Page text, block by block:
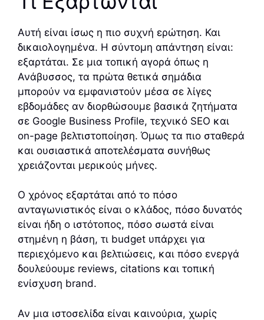
Αυτή είναι ίσως η πιο συχνή ερώτηση. Και
δικαιολογημένα. Η σύντομη απάντηση είναι:
εξαρτάται. Σε μια τοπική αγορά όπως η
Ανάβυσσος, τα πρώτα θετικά σημάδια
μπορούν να εμφανιστούν μέσα σε λίγες
εβδομάδες αν διορθώσουμε βασικά ζητήματα
σε Google Business Profile, τεχνικό SEO και
on-page βελτιστοποίηση. Όμως τα πιο σταθερά
και ουσιαστικά αποτελέσματα συνήθως
χρειάζονται μερικούς μήνες.
Ο χρόνος εξαρτάται από το πόσο
ανταγωνιστικός είναι ο κλάδος, πόσο δυνατός
είναι ήδη ο ιστότοπος, πόσο σωστά είναι
στημένη η βάση, τι budget υπάρχει για
περιεχόμενο και βελτιώσεις, και πόσο ενεργά
δουλεύουμε reviews, citations και τοπική
ενίσχυση brand.
Αν μια ιστοσελίδα είναι καινούρια, χωρίς